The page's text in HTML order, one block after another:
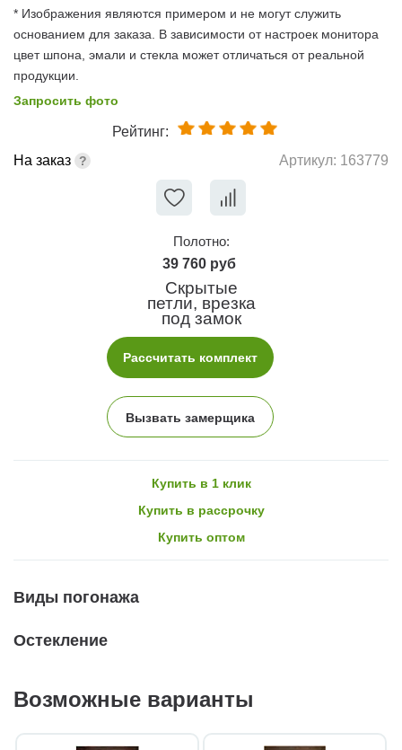
* Изображения являются примером и не могут служить
основанием для заказа. В зависимости от настроек монитора
цвет шпона, эмали и стекла может отличаться от реальной
продукции.
Запросить фото
Рейтинг:
На заказ
Артикул: 163779
Полотно:
39 760 руб
Скрытые
петли, врезка
под замок
Рассчитать комплект
Вызвать замерщика
Купить в 1 клик
Купить в рассрочку
Купить оптом
Виды погонажа
Остекление
Возможные варианты